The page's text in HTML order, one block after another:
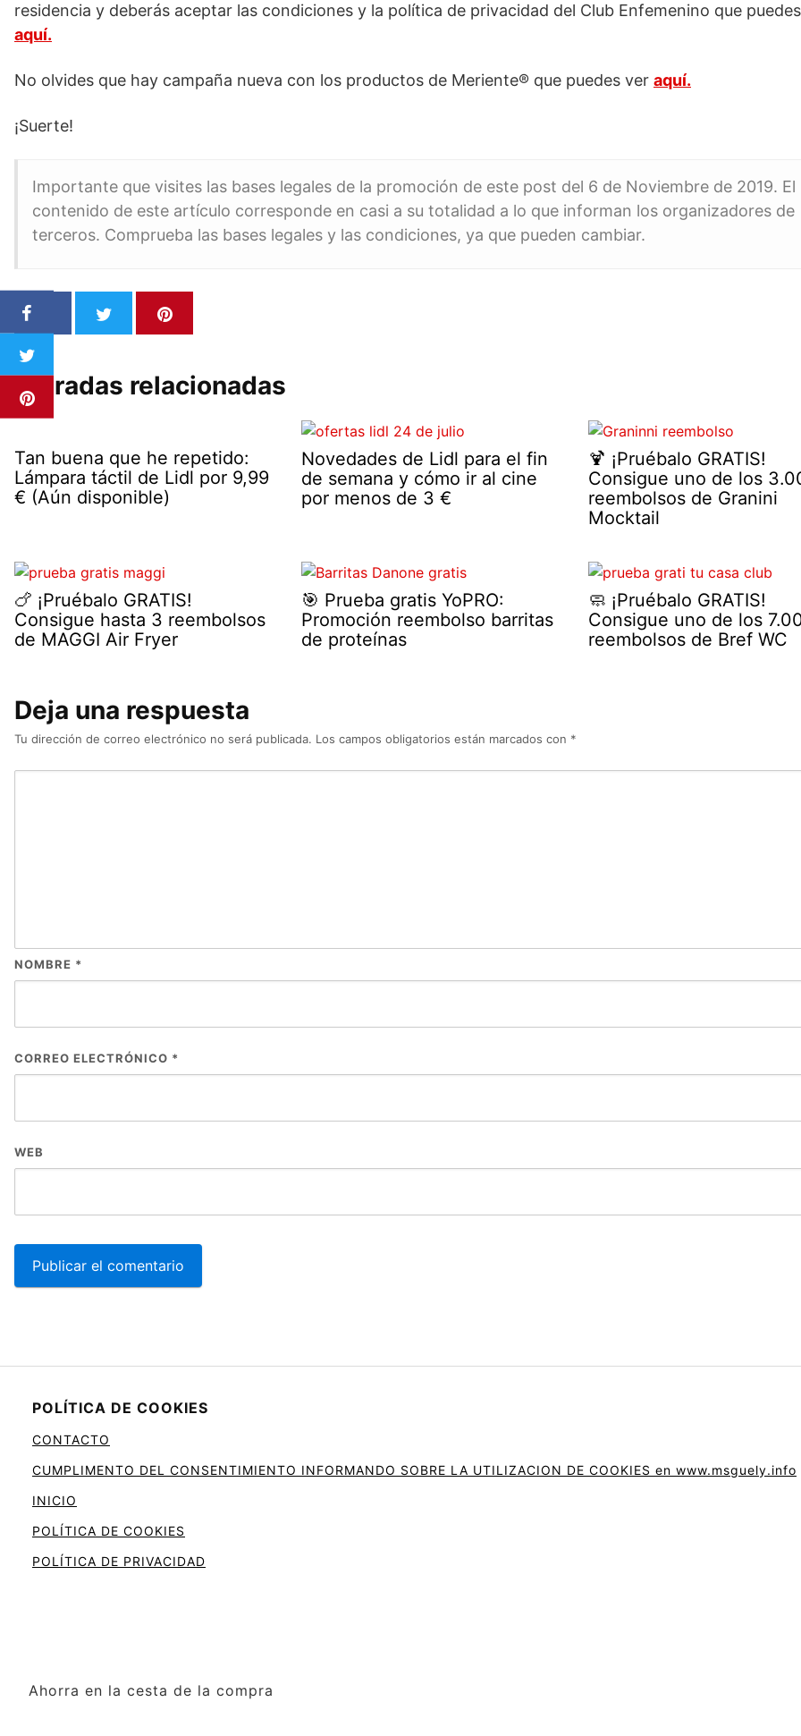
residencia y deberás aceptar las condiciones y la política de privacidad del Club Enfemenino que
aquí.
No olvides que hay campaña nueva con los productos de Meriente® que puedes ver aquí.
¡Suerte!
Importante que visites las bases legales de la promoción de este post del 6 de Noviembre de 2019. El
contenido de este artículo corresponde en casi a su totalidad a lo que informan los organizadores de
terceros. Comprueba las bases legales y las condiciones, ya que pueden cambiar.
Entradas relacionadas
Tan buena que he repetido:
Lámpara táctil de Lidl por 9,99
€ (Aún disponible)
Novedades de Lidl para el fin
de semana y cómo ir al cine
por menos de 3 €
🍹 ¡Pruébalo GRATIS!
Consigue uno de los
reembolsos de Granini
Mocktail
🍗 ¡Pruébalo GRATIS!
Consigue hasta 3 reembolsos
de MAGGI Air Fryer
🎯 Prueba gratis YoPRO:
Promoción reembolso barritas
de proteínas
🧼 ¡Pruébalo GRATIS!
Consigue uno de los
reembolsos de Bref WC
Deja una respuesta
Tu dirección de correo electrónico no será publicada. Los campos obligatorios están marcados con *
NOMBRE *
CORREO ELECTRÓNICO *
WEB
POLÍTICA DE COOKIES
CONTACTO
CUMPLIMENTO DEL CONSENTIMIENTO INFORMANDO SOBRE LA UTILIZACION DE COOKIES en www.msguely.info
INICIO
POLÍTICA DE COOKIES
POLÍTICA DE PRIVACIDAD
Ahorra en la cesta de la compra